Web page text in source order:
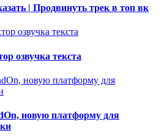
| Продвинуть трек в топ вк
озвучка текста
новую платформу для